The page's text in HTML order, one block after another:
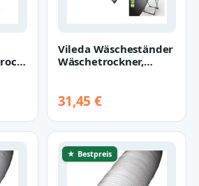
Vileda Wäscheständer
Wäschetrockner,
31,45 €
★ Bestpreis